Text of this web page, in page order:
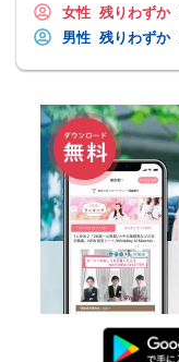
女性 残りわずか
男性 残りわずか